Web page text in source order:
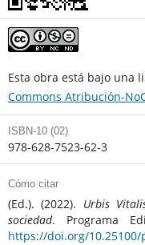
Esta obra está bajo una
Commons Atribución-
ISBN-10 (02)
978-628-7523-62-3
Cómo citar
(Ed.). (2022). Urbis
sociedad. Programa
https://doi.org/10.25100/